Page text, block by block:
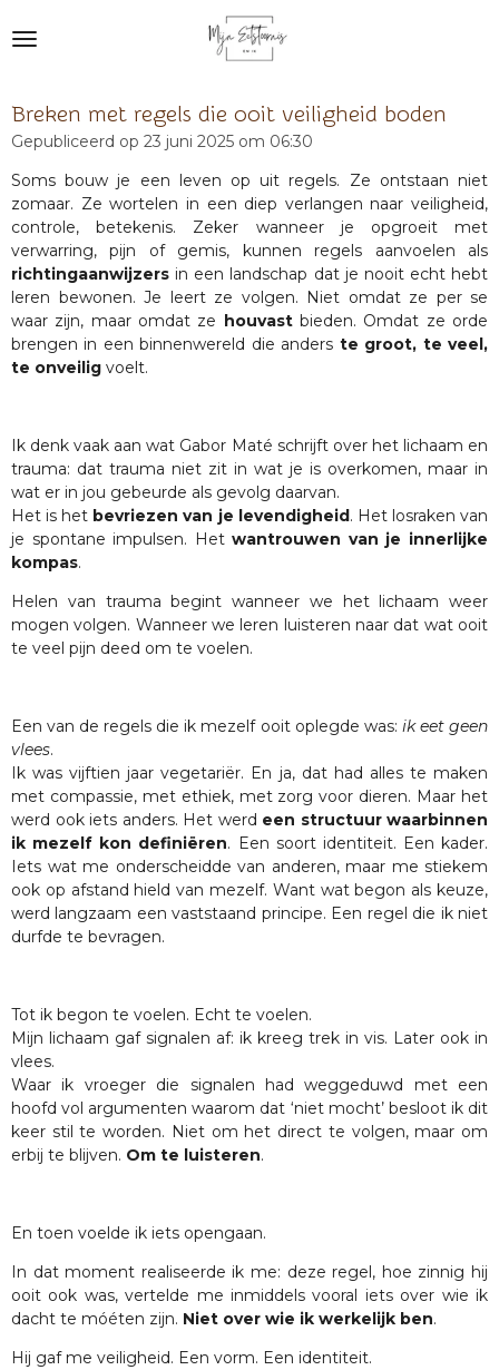
direct
hoofdinhoud
Breken met regels die ooit veiligheid boden
Gepubliceerd op 23 juni 2025 om 06:30
Soms bouw je een leven op uit regels. Ze ontstaan niet
zomaar. Ze wortelen in een diep verlangen naar veiligheid,
controle, betekenis. Zeker wanneer je opgroeit met
verwarring, pijn of gemis, kunnen regels aanvoelen als
richtingaanwijzers in een landschap dat je nooit echt hebt
leren bewonen. Je leert ze volgen. Niet omdat ze per se
waar zijn, maar omdat ze houvastbieden. Omdat ze orde
brengen in een binnenwereld die anders te groot, te veel,
te onveilig voelt.
Ik denk vaak aan wat Gabor Maté schrijft over het lichaam en
trauma: dat trauma niet zit in wat je is overkomen, maar in
wat er in jou gebeurde als gevolg daarvan.
Het is het bevriezen van je levendigheid. Het losraken van
je spontane impulsen. Hetwantrouwen van je innerlijke
kompas.
Helen van trauma begint wanneer we het lichaam weer
mogen volgen. Wanneer we leren luisteren naar dat wat ooit
te veel pijn deed om te voelen.
Een van de regels die ik mezelf ooit oplegde was: ik eet geen
vlees.
Ik was vijftien jaar vegetariër. En ja, dat had alles te maken
met compassie, met ethiek, met zorg voor dieren. Maar het
werd ook iets anders. Het werd een structuur waarbinnen
ik mezelf kon definiëren. Een soort identiteit. Een kader.
Iets wat me onderscheidde van anderen, maar me stiekem
ook op afstand hield van mezelf. Want wat begon als keuze,
werd langzaam een vaststaand principe. Een regel die ik niet
durfde te bevragen.
Tot ik begon te voelen. Echt te voelen.
Mijn lichaam gaf signalen af: ik kreeg trek in vis. Later ook in
vlees.
Waar ik vroeger die signalen had weggeduwd met een
hoofd vol argumenten waarom dat ‘niet mocht’ besloot ik dit
keer stil te worden. Niet om het direct te volgen, maar om
erbij te blijven. Om te luisteren.
En toen voelde ik iets opengaan.
In dat moment realiseerde ik me: deze regel, hoe zinnig hij
ooit ook was, vertelde me inmiddels vooral iets over wie ik
dacht te móéten zijn. Niet over wie ik werkelijk ben.
Hij gaf me veiligheid. Een vorm. Een identiteit.